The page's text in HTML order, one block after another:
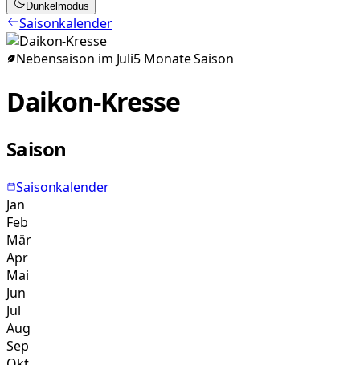
Dunkelmodus
Saisonkalender
Nebensaison im Juli5 MonateSaison
Daikon-Kresse
Saison
Saisonkalender
Jan
Feb
Mär
Apr
Mai
Jun
Jul
Aug
Sep